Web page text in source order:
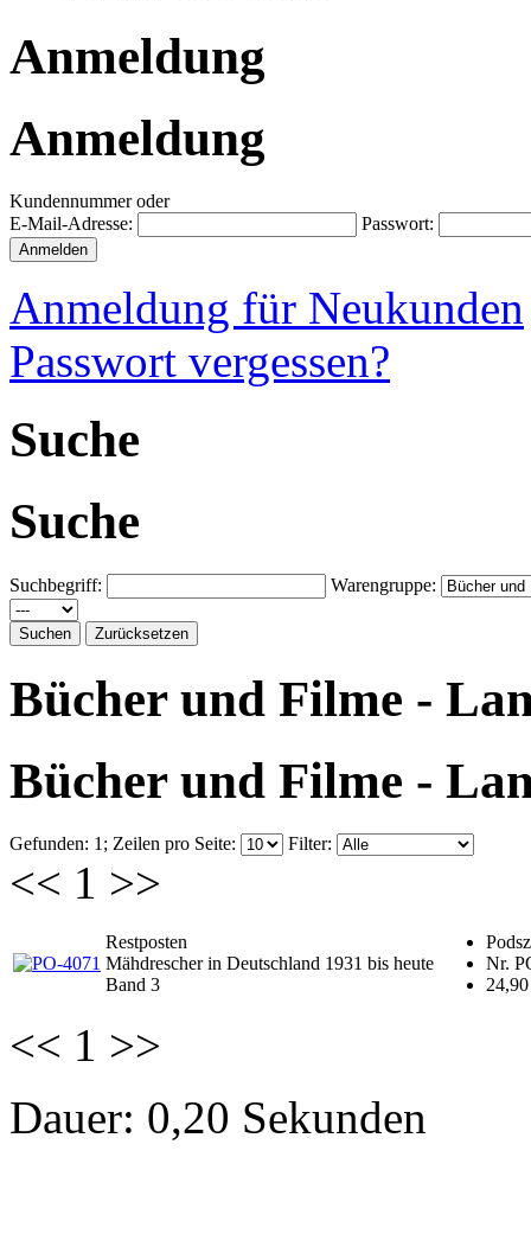
Anmeldung
Anmeldung
Kundennummer oder
E-Mail-Adresse:
Passwort:
Anmeldung für Neukunden
Passwort vergessen?
Suche
Suche
Suchbegriff: Warengruppe:
Bücher und Filme -
Bücher und Filme -
Gefunden: 1; Zeilen pro Seite: Filter:
<< 1 >>
Restposten
Mähdrescher in Deutschland 1931 bis heute
Band 3
Nr.
<< 1 >>
Dauer: 0,20 Sekunden